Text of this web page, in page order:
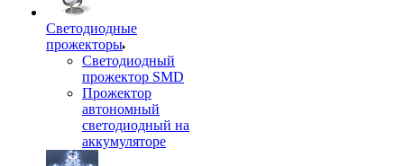
Светодиодные
прожекторы
Светодиодный
прожектор SMD
Прожектор
автономный
светодиодный на
аккумуляторе